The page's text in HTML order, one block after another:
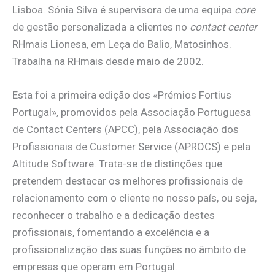
Lisboa. Sónia Silva é supervisora de uma equipa core
de gestão personalizada a clientes no contact center
RHmais Lionesa, em Leça do Balio, Matosinhos.
Trabalha na RHmais desde maio de 2002.
Esta foi a primeira edição dos «Prémios Fortius
Portugal», promovidos pela Associação Portuguesa
de Contact Centers (APCC), pela Associação dos
Profissionais de Customer Service (APROCS) e pela
Altitude Software. Trata-se de distinções que
pretendem destacar os melhores profissionais de
relacionamento com o cliente no nosso país, ou seja,
reconhecer o trabalho e a dedicação destes
profissionais, fomentando a excelência e a
profissionalização das suas funções no âmbito de
empresas que operam em Portugal.